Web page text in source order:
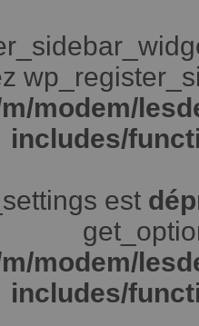
modem/
includes/
est
modem/
includes/